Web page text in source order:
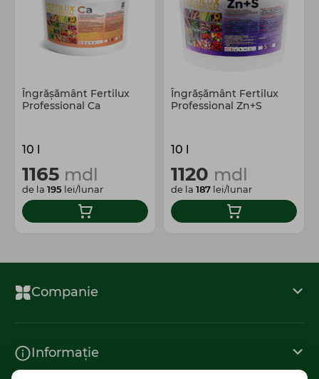
Îngrășământ Fertilux
Professional Ca
10 l
1165 mdl
de la 195 lei/lunar
Îngrășământ Fertilux
Professional Zn+S
10 l
1120 mdl
de la 187 lei/lunar
Companie
Informație